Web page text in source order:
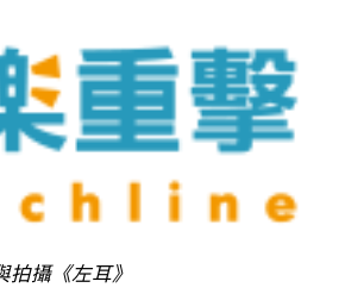
攝《左耳》